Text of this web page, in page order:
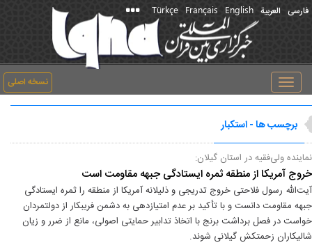
فارسی العربیة English
Français
Türkçe
نسخه اصلی
Toggle
navigation
برچسب ها - استکبار
نماینده ولی‌فقیه در استان گیلان:
خروج آمریکا از منطقه ثمره ایستادگی جبهه مقاومت است
آیت‌الله رسول فلاحتی خروج تدریجی و ذلیلانه آمریکا از منطقه را ثمره ایستادگی
جبهه مقاومت دانست و با تأکید بر عدم امتیازدهی به دشمن فریبکار از دولتمردان
خواست در فصل برداشت برنج با اتخاذ تدابیر حمایتی اصولی، مانع از ضرر و زیان
شالیکاران زحمتکش گیلانی شوند.